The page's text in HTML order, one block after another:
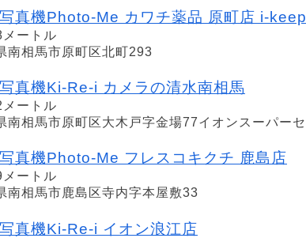
真機Photo-Me カワチ薬品 原町店 i-
ートル
南相馬市原町区北町293
真機Ki-Re-i カメラの清水南相馬
ートル
南相馬市原町区大木戸字金場77イオンスーパー
真機Photo-Me フレスコキクチ 鹿島店
ートル
南相馬市鹿島区寺内字本屋敷33
真機Ki-Re-i イオン浪江店